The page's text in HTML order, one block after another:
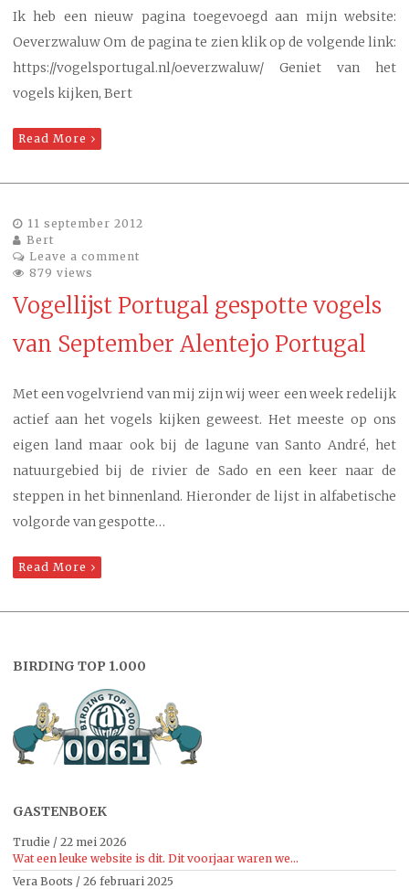
Ik heb een nieuw pagina toegevoegd aan mijn website:
Oeverzwaluw Om de pagina te zien klik op de volgende link:
https://vogelsportugal.nl/oeverzwaluw/ Geniet van het
vogels kijken, Bert
Read More
11 september 2012
Bert
Leave a comment
879 views
Vogellijst Portugal gespotte vogels
van September Alentejo Portugal
Met een vogelvriend van mij zijn wij weer een week redelijk
actief aan het vogels kijken geweest. Het meeste op ons
eigen land maar ook bij de lagune van Santo André, het
natuurgebied bij de rivier de Sado en een keer naar de
steppen in het binnenland. Hieronder de lijst in alfabetische
volgorde van gespotte…
Read More
BIRDING TOP 1.000
GASTENBOEK
Trudie / 22 mei 2026
Wat een leuke website is dit. Dit voorjaar waren we...
Vera Boots / 26 februari 2025